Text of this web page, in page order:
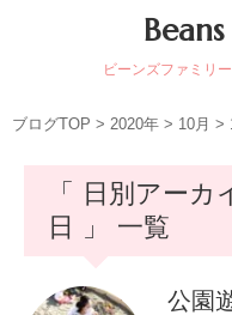
ビーンズファミリ
ブログTOP > 2020年 > 10月 >
「 日別アー
日 」 一覧
公園